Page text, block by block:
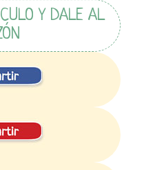
Y DALE AL